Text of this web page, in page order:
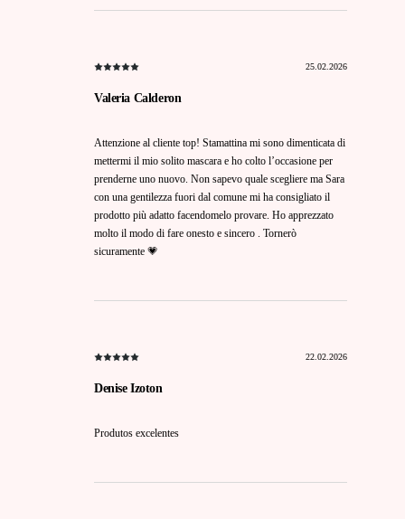
25.02.2026
Valeria Calderon
Attenzione al cliente top! Stamattina mi sono dimenticata di
mettermi il mio solito mascara e ho colto l’occasione per
prenderne uno nuovo. Non sapevo quale scegliere ma Sara
con una gentilezza fuori dal comune mi ha consigliato il
prodotto più adatto facendomelo provare. Ho apprezzato
molto il modo di fare onesto e sincero . Tornerò
sicuramente 💗
22.02.2026
Denise Izoton
Produtos excelentes